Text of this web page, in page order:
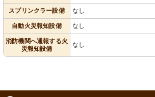
スプリンクラー設備 なし
自動火災報知設備 なし
消防機関へ通報する火
災報知設備
なし